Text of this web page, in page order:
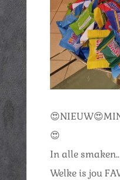
😍
In alle smaken..
Welke is jou